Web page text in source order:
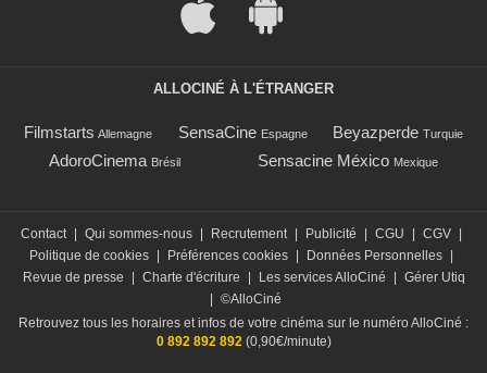
ALLOCINÉ À L'ÉTRANGER
Filmstarts Allemagne SensaCine Espagne Beyazperde Turquie
AdoroCinema Brésil Sensacine México Mexique
Contact Qui sommes-nous Recrutement Publicité CGU CGV
Politique de cookies
Préférences cookies Données Personnelles
Revue de presse
Charte d'écriture Les services AlloCiné
Gérer Utiq
©AlloCiné
Retrouvez tous les horaires et infos de votre cinéma sur le numéro AlloCiné :
0 892 892 892(0,90€/minute)